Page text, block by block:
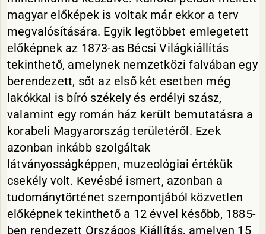
magyar előképek is voltak már ekkor a terv
megvalósítására. Egyik legtöbbet emlegetett
előképnek az 1873-as Bécsi Világkiállítás
tekinthető, amelynek nemzetközi falvában egy
berendezett, sőt az első két esetben még
lakókkal is bíró székely és erdélyi szász,
valamint egy román ház került bemutatásra a
korabeli Magyarország területéről. Ezek
azonban inkább szolgáltak
látványosságképpen, muzeológiai értékük
csekély volt. Kevésbé ismert, azonban a
tudománytörténet szempontjából közvetlen
előképnek tekinthető a 12 évvel később, 1885-
ben rendezett Országos Kiállítás, amelyen 15